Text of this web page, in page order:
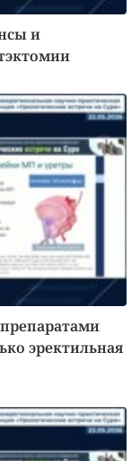
и
эректильная